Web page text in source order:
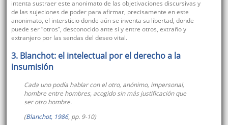
intenta sustraer este anonimato de las objetivaciones discursivas y
de las sujeciones de poder para afirmar, precisamente en este
anonimato, el intersticio donde aún se inventa su libertad, donde
puede ser “otros”, desconocido ante sí y entre otros, extraño y
extranjero por las sendas del deseo vital.
3. Blanchot: el intelectual por el derecho a la
insumisión
Cada uno podía hablar con el otro, anónimo, impersonal,
hombre entre hombres, acogido sin más justificación que
ser otro hombre.
(Blanchot, 1986, pp. 9-10)